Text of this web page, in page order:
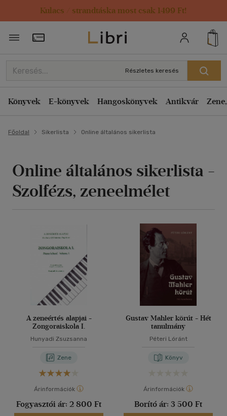
Kulacs / strandtáska most csak 1499 Ft!
Törzsvásárlói Kártya adatai
Részletes keresés
Könyvek E-könyvek Hangoskönyvek Antikvár
Főoldal Sikerlista Online általános sikerlista
Online általános sikerlista -
Szolfézs, zeneelmélet
A zeneértés alapjai -
Zongoraiskola I.
Hunyadi Zsuzsanna
Zene
Árinformációk
Fogyasztói ár: 2 800 Ft
Gustav Mahler körút - Hét
tanulmány
Péteri Lóránt
Könyv
Árinformációk
Borító ár: 3 500 Ft